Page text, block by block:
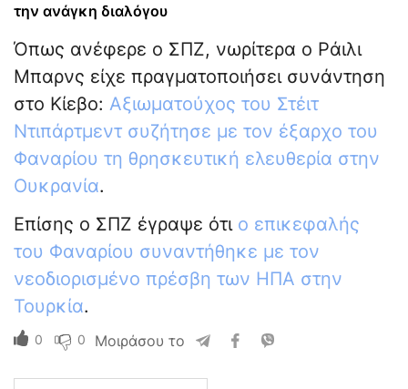
την ανάγκη διαλόγου
Όπως ανέφερε ο ΣΠΖ, νωρίτερα ο Ράιλι
Μπαρνς είχε πραγματοποιήσει συνάντηση
στο Κίεβο: Αξιωματούχος του Στέιτ
Ντιπάρτμεντ συζήτησε με τον έξαρχο του
Φαναρίου τη θρησκευτική ελευθερία στην
Ουκρανία.
Επίσης ο ΣΠΖ έγραψε ότι ο επικεφαλής
του Φαναρίου συναντήθηκε με τον
νεοδιορισμένο πρέσβη των ΗΠΑ στην
Τουρκία.
0 0 Μοιράσου το